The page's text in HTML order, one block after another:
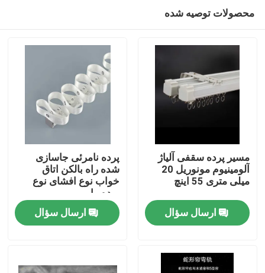
فیلم های
درباره ما
تور کارخانه
محصولات توصیه شده
مسیر پرده سقفی آلیاژ
آلومینیوم مونوریل 20
میلی متری 55 اینچ
ارسال سؤال
پرده نامرئی جاسازی
شده راه بالکن اتاق
خواب نوع افشای نوع
پرده مار
ارسال سؤال